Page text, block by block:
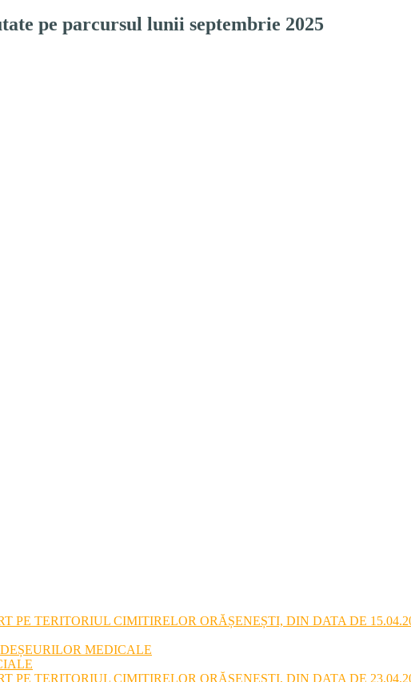
pe parcursul lunii septembrie 2025
PE TERITORIUL CIMITIRELOR ORĂȘENEȘTI, DIN DATA DE
MEDICALE
PE TERITORIUL CIMITIRELOR ORĂȘENEȘTI, DIN DATA DE